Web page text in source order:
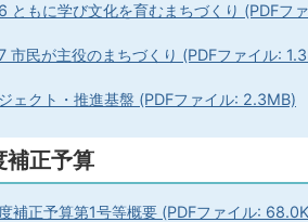
ともに学び文化を育むまちづくり (PDFフ
市民が主役のまちづくり (PDFファイル:
ェクト・推進基盤 (PDFファイル: 2.3MB)
補正予算
補正予算第1号等概要 (PDFファイル: